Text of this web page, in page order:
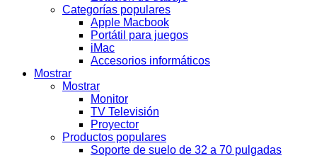
Categorías populares
Apple Macbook
Portátil para juegos
iMac
Accesorios informáticos
Mostrar
Mostrar
Monitor
TV Televisión
Proyector
Productos populares
Soporte de suelo de 32 a 70 pulgadas